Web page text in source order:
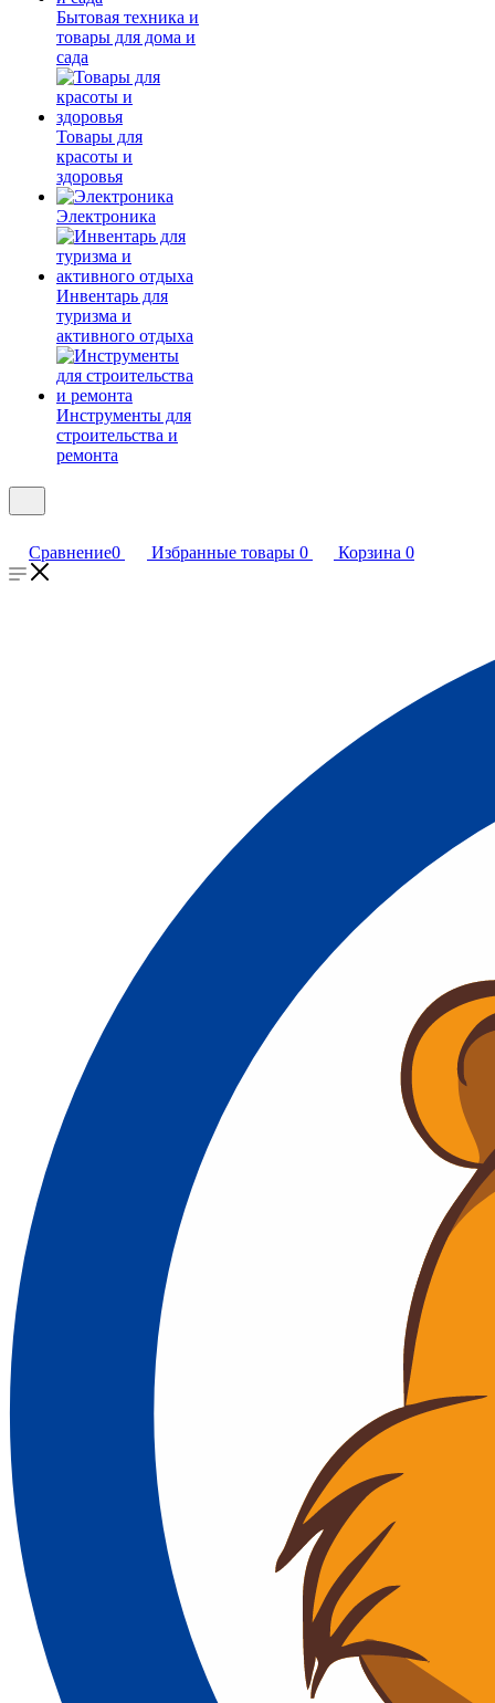
Бытовая техника и
товары для дома и
сада
Товары для
красоты и
здоровья
Электроника
Инвентарь для
туризма и
активного отдыха
Инструменты для
строительства и
ремонта
Сравнение0 Избранные товары 0 Корзина 0